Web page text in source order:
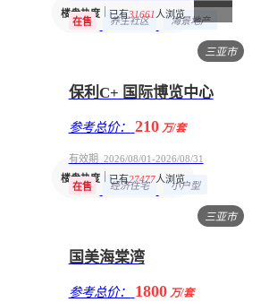
在售 养生社区 海景地产
楼盘热度 已有31661 人浏览
三亚市
保利C+ 国际博览中心
参考总价： 210 万/套
有效期 2026/08/01-2026/08/31
在售 经济住宅 小户型
楼盘热度 已有27477人浏览
三亚市
国美海棠湾
参考总价： 1800 万/套